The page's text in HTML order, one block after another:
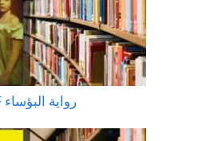
رواية البؤساء PDF